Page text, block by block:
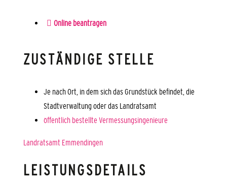
Online beantragen
ZUSTÄNDIGE STELLE
Je nach Ort, in dem sich das Grundstück befindet, die
Stadtverwaltung oder das Landratsamt
öffentlich bestellte Vermessungsingenieure
Landratsamt Emmendingen
LEISTUNGSDETAILS